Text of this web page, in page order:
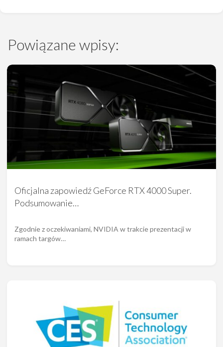
Powiązane wpisy:
Oficjalna zapowiedź GeForce RTX 4000 Super.
Podsumowanie…
Zgodnie z oczekiwaniami, NVIDIA w trakcie prezentacji w
ramach targów…